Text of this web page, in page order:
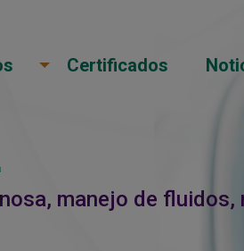
Certificados
manejo de